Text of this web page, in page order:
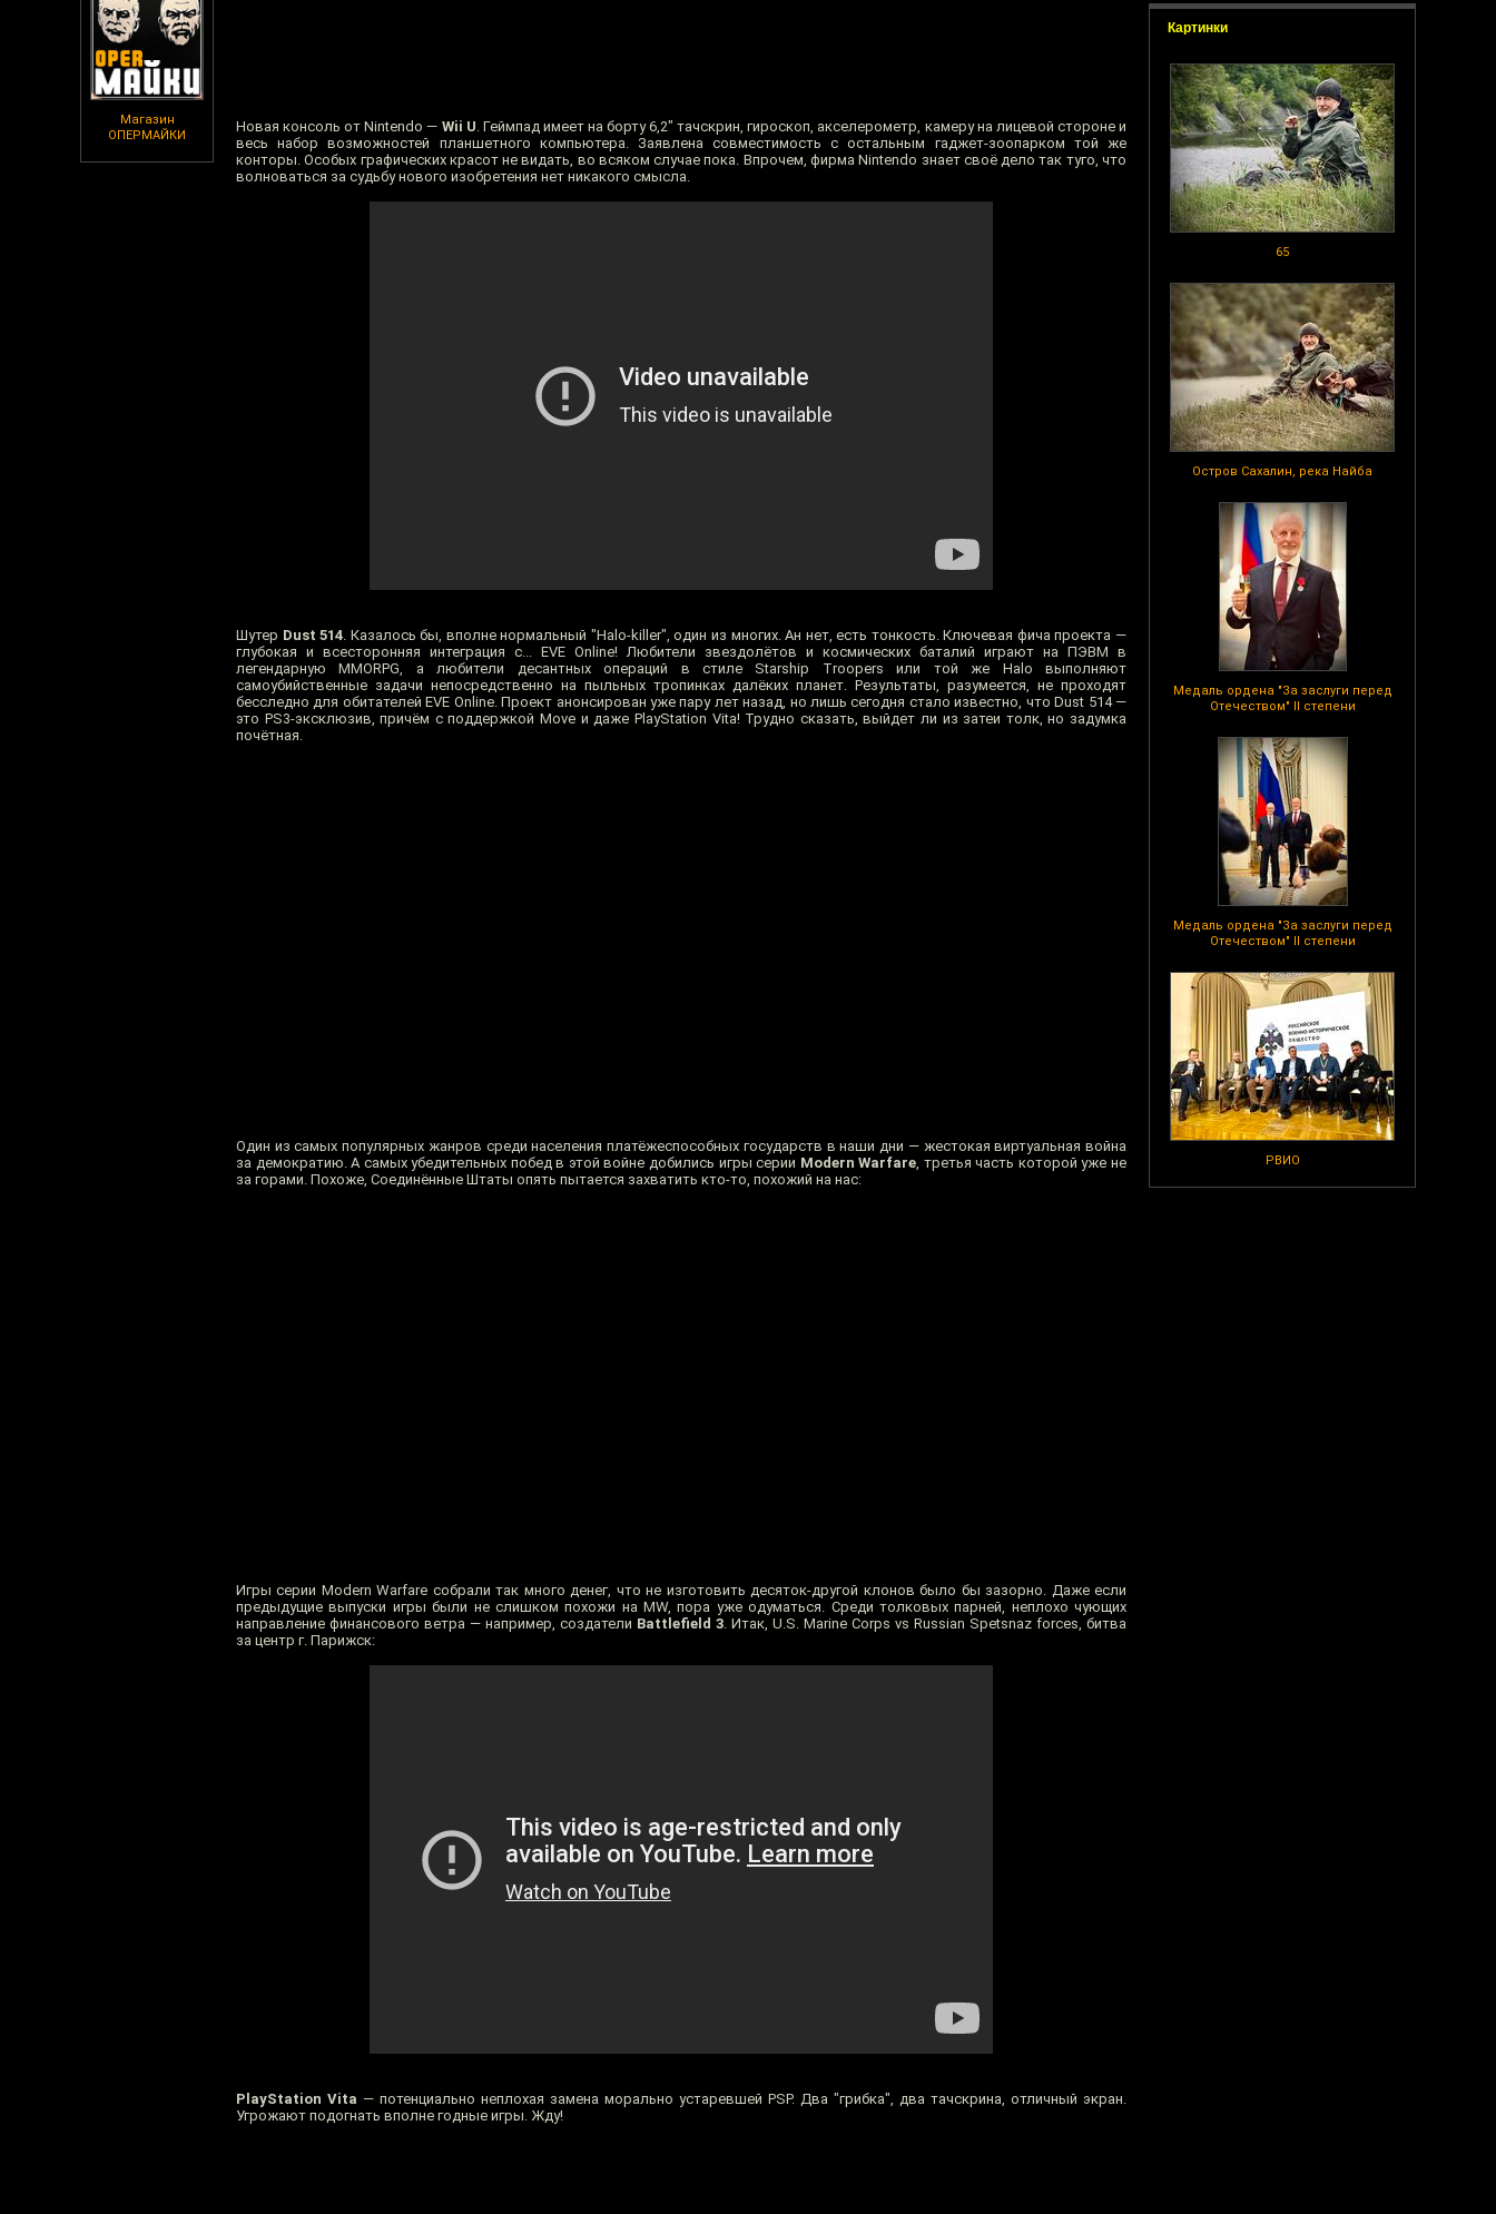
Магазин
ОПЕРМАЙКИ
Картинки
65
Остров Сахалин, река Найба
Медаль ордена "За заслуги перед
Отечеством" II степени
Медаль ордена "За заслуги перед
Отечеством" II степени
РВИО
Новая консоль от Nintendo — Wii U. Геймпад имеет на борту 6,2" тачскрин, гироскоп, акселерометр, камеру на лицевой стороне и
весь набор возможностей планшетного компьютера. Заявлена совместимость с остальным гаджет-зоопарком той же
конторы. Особых графических красот не видать, во всяком случае пока. Впрочем, фирма Nintendo знает своё дело так туго, что
волноваться за судьбу нового изобретения нет никакого смысла.
Шутер Dust 514. Казалось бы, вполне нормальный "Halo-killer", один из многих. Ан нет, есть тонкость. Ключевая фича проекта —
глубокая и всесторонняя интеграция с... EVE Online! Любители звездолётов и космических баталий играют на ПЭВМ в
легендарную MMORPG, а любители десантных операций в стиле Starship Troopers или той же Halo выполняют
самоубийственные задачи непосредственно на пыльных тропинках далёких планет. Результаты, разумеется, не проходят
бесследно для обитателей EVE Online. Проект анонсирован уже пару лет назад, но лишь сегодня стало известно, что Dust 514 —
это PS3-эксклюзив, причём с поддержкой Move и даже PlayStation Vita! Трудно сказать, выйдет ли из затеи толк, но задумка
почётная.
Один из самых популярных жанров среди населения платёжеспособных государств в наши дни — жестокая виртуальная война
за демократию. А самых убедительных побед в этой войне добились игры серии Modern Warfare, третья часть которой уже не
за горами. Похоже, Соединённые Штаты опять пытается захватить кто-то, похожий на нас:
Игры серии Modern Warfare собрали так много денег, что не изготовить десяток-другой клонов было бы зазорно. Даже если
предыдущие выпуски игры были не слишком похожи на MW, пора уже одуматься. Среди толковых парней, неплохо чующих
направление финансового ветра — например, создатели Battlefield 3. Итак, U.S. Marine Corps vs Russian Spetsnaz forces, битва
за центр г. Парижск:
PlayStation Vita — потенциально неплохая замена морально устаревшей PSP. Два "грибка", два тачскрина, отличный экран.
Угрожают подогнать вполне годные игры. Жду!